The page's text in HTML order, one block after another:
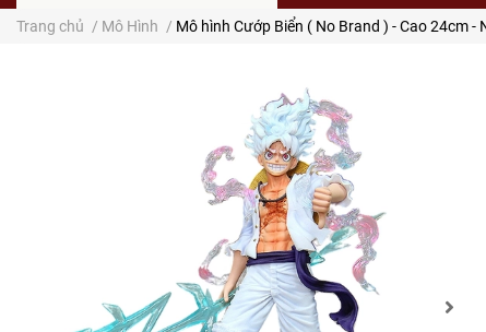
Trang chủ / Mô Hình / Mô hình Cướp Biển ( No Brand ) - Cao 24cm -